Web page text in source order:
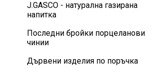
J.GASCO - натурална газирана
напитка
Последни бройки порцеланови
чинии
Дървени изделия по поръчка